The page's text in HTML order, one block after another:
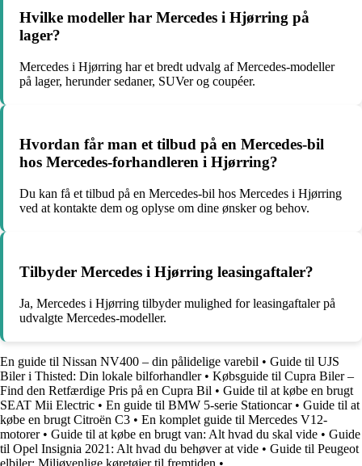
Hvilke modeller har Mercedes i Hjørring på
lager?
Mercedes i Hjørring har et bredt udvalg af Mercedes-modeller
på lager, herunder sedaner, SUVer og coupéer.
Hvordan får man et tilbud på en Mercedes-bil
hos Mercedes-forhandleren i Hjørring?
Du kan få et tilbud på en Mercedes-bil hos Mercedes i Hjørring
ved at kontakte dem og oplyse om dine ønsker og behov.
Tilbyder Mercedes i Hjørring leasingaftaler?
Ja, Mercedes i Hjørring tilbyder mulighed for leasingaftaler på
udvalgte Mercedes-modeller.
En guide til Nissan NV400 – din pålidelige varebil • Guide til UJS
Biler i Thisted: Din lokale bilforhandler• Købsguide til Cupra Biler –
Find den Retfærdige Pris på en Cupra Bil • Guide til at købe en brugt
SEAT Mii Electric • En guide til BMW 5-serie Stationcar• Guide til at
købe en brugt Citroën C3 • En komplet guide til Mercedes V12-
motorer• Guide til at købe en brugt van: Alt hvad du skal vide • Guide
til Opel Insignia 2021: Alt hvad du behøver at vide • Guide til Peugeot
elbiler: Miljøvenlige køretøjer til fremtiden •